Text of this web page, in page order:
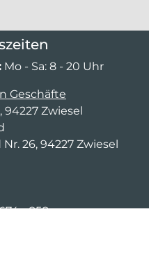
Mo - Sa: 8 - 20 Uhr
Geschäfte
94227 Zwiesel
26, 94227 Zwiesel
- 858